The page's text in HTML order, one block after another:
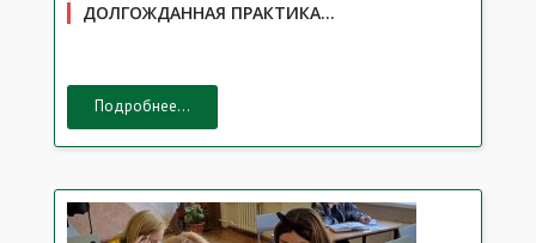
ДОЛГОЖДАННАЯ ПРАКТИКА…
Подробнее...